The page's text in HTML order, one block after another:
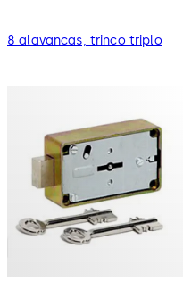
8 alavancas, trinco triplo